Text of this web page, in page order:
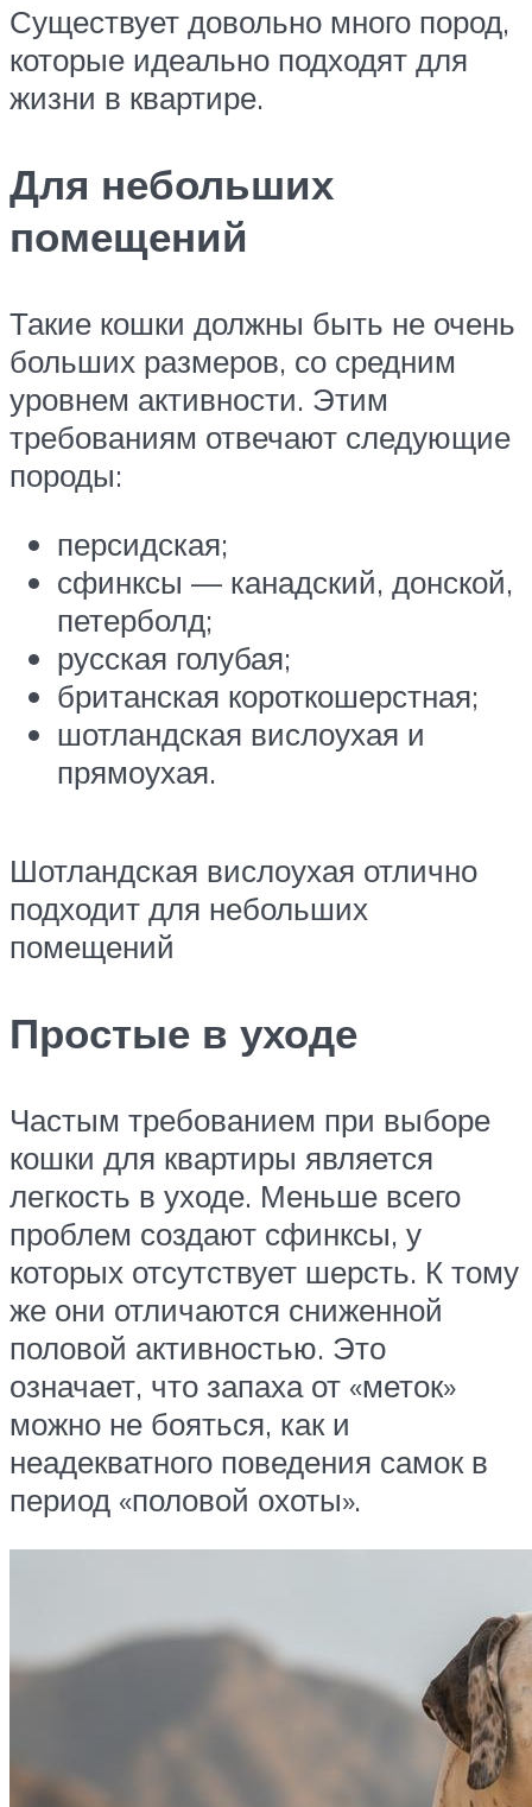
Существует довольно много пород,
которые идеально подходят для
жизни в квартире.
Для небольших
помещений
Такие кошки должны быть не очень
больших размеров, со средним
уровнем активности. Этим
требованиям отвечают следующие
породы:
персидская;
сфинксы — канадский, донской,
петерболд;
русская голубая;
британская короткошерстная;
шотландская вислоухая и
прямоухая.
Шотландская вислоухая отлично
подходит для небольших
помещений
Простые в уходе
Частым требованием при выборе
кошки для квартиры является
легкость в уходе. Меньше всего
проблем создают сфинксы, у
которых отсутствует шерсть. К тому
же они отличаются сниженной
половой активностью. Это
означает, что запаха от «меток»
можно не бояться, как и
неадекватного поведения самок в
период «половой охоты».